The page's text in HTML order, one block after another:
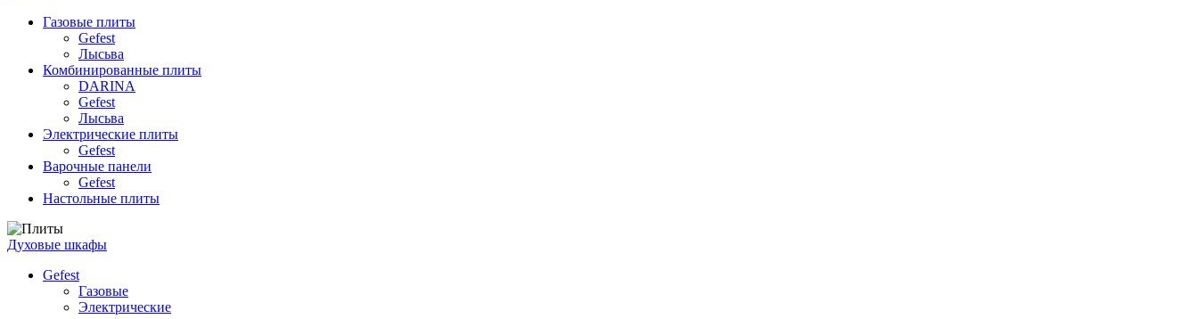
Газовые плиты
Gefest
Лысьва
Комбинированные плиты
DARINA
Gefest
Лысьва
Электрические плиты
Gefest
Варочные панели
Gefest
Настольные плиты
Духовые шкафы
Gefest
Газовые
Электрические